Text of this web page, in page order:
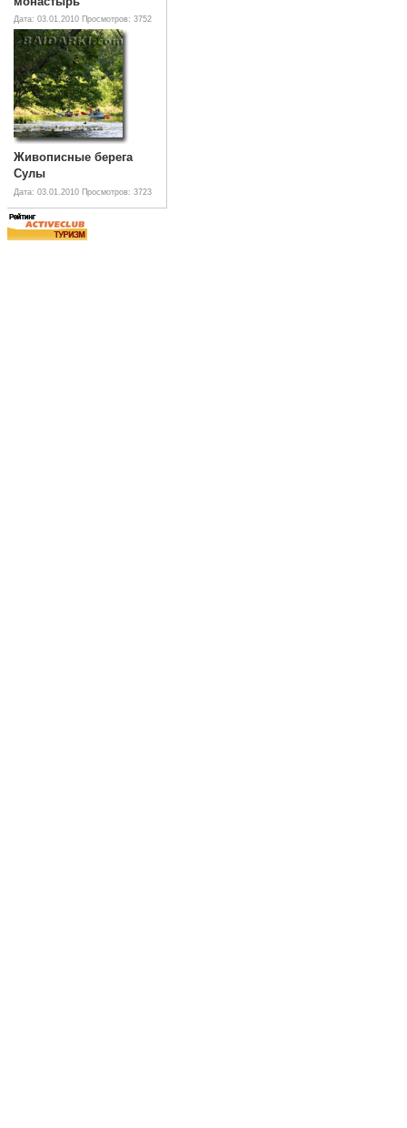
Дата: 03.01.2010 Просмотров: 3752
Живописные берега
Сулы
Дата: 03.01.2010 Просмотров: 3723